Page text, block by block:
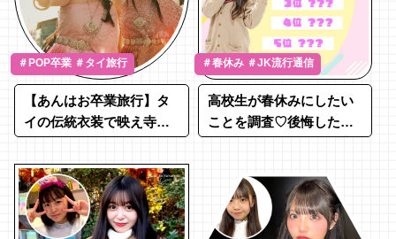
＃POP卒業 ＃タイ旅行
【あんはお卒業旅行】タ
イの伝統衣装で映え寺院
＃春休み ＃JK流行通信
高校生が春休みにしたい
ことを調査♡後悔したこ